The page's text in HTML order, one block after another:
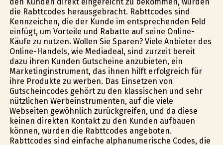
die Rabttcodes herausgebracht. Rabttcodes sind
Kennzeichen, die der Kunde im entsprechenden Feld
einfügt, um Vorteile und Rabatte auf seine Online-
Käufe zu nutzen. Wollen Sie Sparen? Viele Anbieter des
Online-Handels, wie Mediadeal, sind zurzeit bereit
dazu ihren Kunden Gutscheine anzubieten, ein
Marketinginstrument, das ihnen hilft erfolgreich für
ihre Produkte zu werben. Das Einsetzen von
Gutscheincodes gehört zu den klassischen und sehr
nützlichen Werbeinstrumenten, auf die viele
Webseiten gewöhnlich zurückgreifen, und da diese
keinen direkten Kontakt zu den Kunden aufbauen
können, wurden die Rabttcodes angeboten.
Rabttcodes sind einfache alphanumerische Codes, die